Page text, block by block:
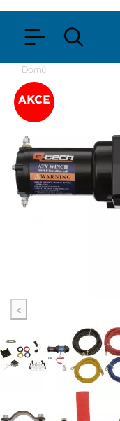
Domů
AKCE
<